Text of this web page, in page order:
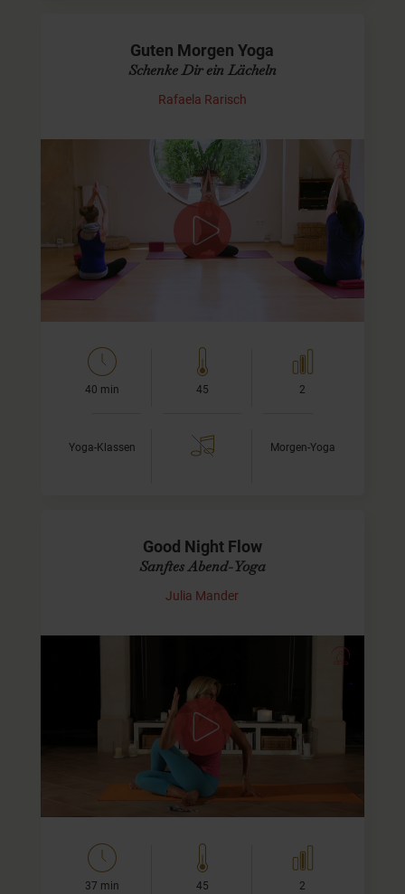
Guten Morgen Yoga
Schenke Dir ein Lächeln
Rafaela Rarisch
Einen wunderbaren Guten Morgen mit
Yoga
In meinem ersten Yoga-Video auf YogaMeHome möchte
ich gerne mit Euch durch eine schöne Morgenpraxis
fließen. Wir zaubern uns gemeinsam ein Lächeln ins…
40 min 45 2
Yoga-Klassen Morgen-Yoga
Good Night Flow
Sanftes Abend-Yoga
Julia Mander
Abend
In diesem Yoga Video für den Abend erwartet Dich
zunächst eine beruhigende Atemübung. Danach fließen
wir durch einen Flow, der auf sanfte Weise fast alle…
37 min 45 2